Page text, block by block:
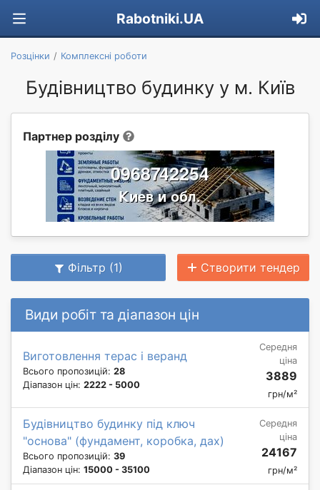
Rabotniki.UA
Розцінки Комплексні роботи
Будівництво будинку у м. Київ
Партнер розділу
Фільтр (1) Створити тендер
Види робіт та діапазон цін
Виготовлення терас і веранд
Всього пропозицій: 28
Діапазон цін: 2222 - 5000
Середня
ціна
3889
грн/м²
Будівництво будинку під ключ
"основа" (фундамент, коробка, дах)
Всього пропозицій: 39
Діапазон цін: 15000 - 35100
Середня
ціна
24167
грн/м²